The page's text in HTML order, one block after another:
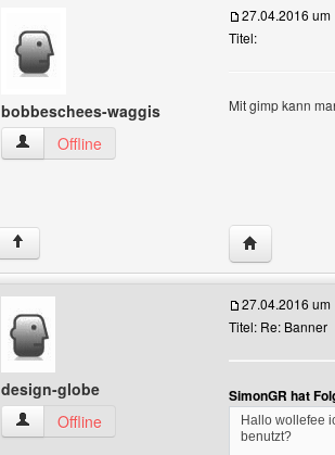
bobbeschees-waggis
bobbeschees-waggis Benutzer-Profile
Offline
27.04.2016 um
Titel:
Mit gimp kann
↑ Website
design-globe
design-globe Benutzer-Profile anzeigen
Offline
27.04.2016 um
Titel: Re: Banner
SimonGR hat
Hallo wollefee
benutzt?